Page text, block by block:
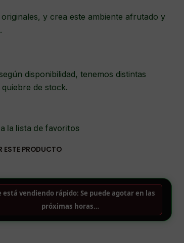
y crea este ambiente afrutado y
disponibilidad, tenemos distintas
de stock.
la lista de favoritos
ESTE PRODUCTO